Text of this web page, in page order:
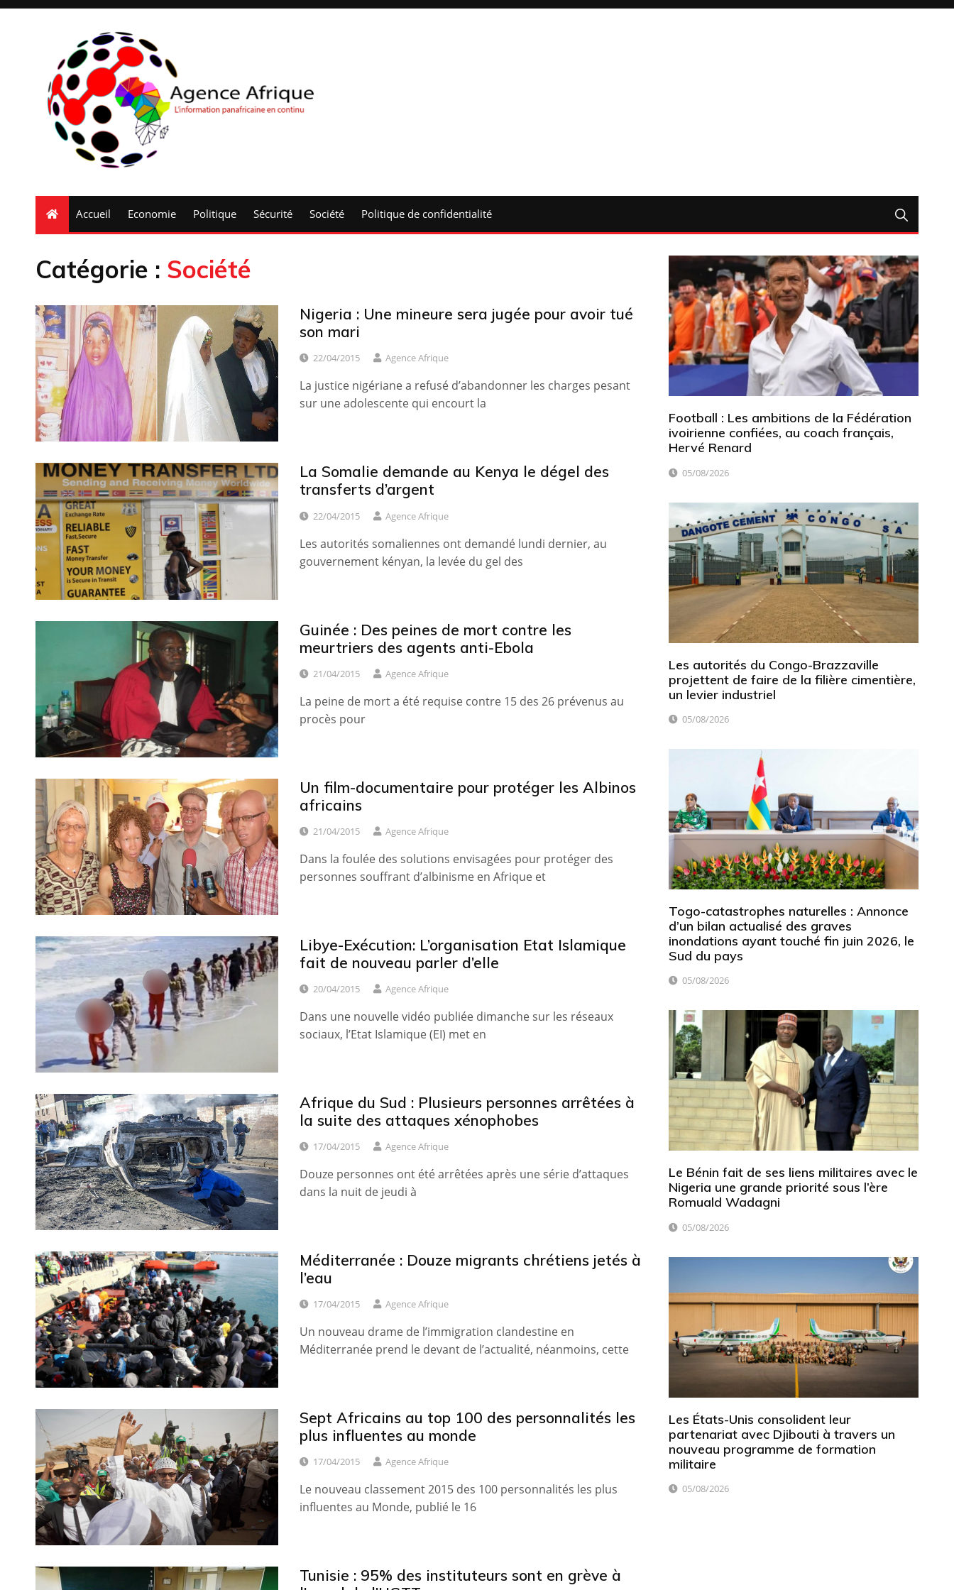
Accueil Economie Politique Sécurité Société Politique de confidentialité
Catégorie : Société
Nigeria : Une mineure sera jugée pour avoir tué
son mari
22/04/2015 Agence Afrique
La justice nigériane a refusé d’abandonner les charges pesant
sur une adolescente qui encourt la
La Somalie demande au Kenya le dégel des
transferts d’argent
22/04/2015 Agence Afrique
Les autorités somaliennes ont demandé lundi dernier, au
gouvernement kényan, la levée du gel des
Guinée : Des peines de mort contre les
meurtriers des agents anti-Ebola
21/04/2015 Agence Afrique
La peine de mort a été requise contre 15 des 26 prévenus au
procès pour
Un film-documentaire pour protéger les Albinos
africains
21/04/2015 Agence Afrique
Dans la foulée des solutions envisagées pour protéger des
personnes souffrant d’albinisme en Afrique et
Libye-Exécution: L’organisation Etat Islamique
fait de nouveau parler d’elle
20/04/2015 Agence Afrique
Dans une nouvelle vidéo publiée dimanche sur les réseaux
sociaux, l’Etat Islamique (EI) met en
Afrique du Sud : Plusieurs personnes arrêtées à
la suite des attaques xénophobes
17/04/2015 Agence Afrique
Douze personnes ont été arrêtées après une série d’attaques
dans la nuit de jeudi à
Méditerranée : Douze migrants chrétiens jetés à
l’eau
17/04/2015 Agence Afrique
Un nouveau drame de l’immigration clandestine en
Méditerranée prend le devant de l’actualité, néanmoins, cette
Sept Africains au top 100 des personnalités les
plus influentes au monde
17/04/2015 Agence Afrique
Le nouveau classement 2015 des 100 personnalités les plus
influentes au Monde, publié le 16
Tunisie : 95% des instituteurs sont en grève à
Football : Les ambitions de la Fédération
ivoirienne confiées, au coach français,
Hervé Renard
05/08/2026
Les autorités du Congo-Brazzaville
projettent de faire de la filière cimentière,
un levier industriel
05/08/2026
Togo-catastrophes naturelles : Annonce
d’un bilan actualisé des graves
inondations ayant touché fin juin 2026, le
Sud du pays
05/08/2026
Le Bénin fait de ses liens militaires avec le
Nigeria une grande priorité sous l’ère
Romuald Wadagni
05/08/2026
Les États-Unis consolident leur
partenariat avec Djibouti à travers un
nouveau programme de formation
militaire
05/08/2026